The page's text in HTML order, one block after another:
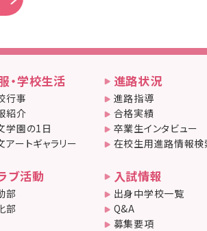
・学校生活
行事
紹介
学園の1日
アートギャラリー
ブ活動
部
部
進路状況
進路指導
合格実績
卒業生インタビュー
在校生用進路情報検
入試情報
出身中学校一覧
Q&A
募集要項